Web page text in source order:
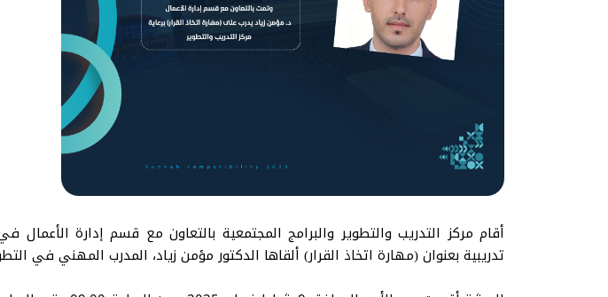
أقام مركز التدريب والتطوير والبرامج المجتمعية بالتعاون مع قسم إدارة الأعمال
تدريبية بعنوان (مهارة اتخاذ القرار) ألقاها الدكتور مؤمن زياد، المدرب المهني في